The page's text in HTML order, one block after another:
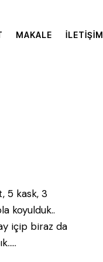
MAKALE İLETIŞIM
5 kask, 3
koyulduk..
içip biraz da